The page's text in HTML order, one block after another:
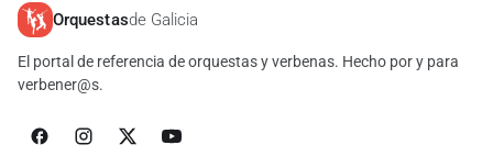
Orquestasde Galicia
El portal de referencia de orquestas y verbenas. Hecho por y para
verbener@s.